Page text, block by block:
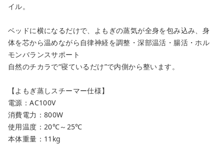
カートへ進む
イル。
ベッドに横になるだけで、よもぎの蒸気が全身を包み込み、身
体を芯から温めながら自律神経を調整・深部温活・腸活・ホル
モンバランスサポート
自然のチカラで“寝ているだけ”で内側から整います。
【よもぎ蒸しスチーマー仕様】
電源：AC100V
消費電力：800W
使用温度：20℃～25℃
本体重量：11kg